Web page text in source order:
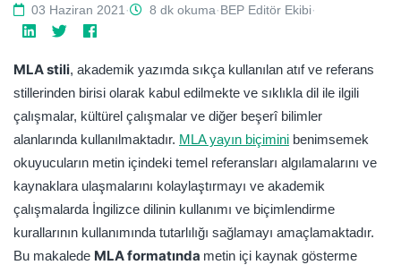
kaynak göstermeye ilişkin temel kurallara yer vermeye
çalışacağız.
03 Haziran 2021 · 8 dk okuma·BEP Editör Ekibi·
MLA stili, akademik yazımda sıkça kullanılan atıf ve referans
stillerinden birisi olarak kabul edilmekte ve sıklıkla dil ile ilgili
çalışmalar, kültürel çalışmalar ve diğer beşerî bilimler
alanlarında kullanılmaktadır. MLA yayın biçimini benimsemek
okuyucuların metin içindeki temel referansları algılamalarını ve
kaynaklara ulaşmalarını kolaylaştırmayı ve akademik
çalışmalarda İngilizce dilinin kullanımı ve biçimlendirme
kurallarının kullanımında tutarlılığı sağlamayı amaçlamaktadır.
Bu makalede MLA formatında metin içi kaynak gösterme